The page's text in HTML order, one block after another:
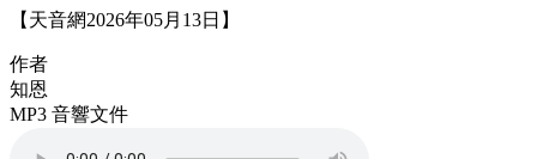
【天音網2026年05月13日】
作者
知恩
MP3 音響文件